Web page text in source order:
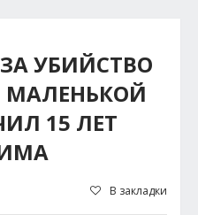
УБИЙСТВО
МАЛЕНЬКОЙ
15 ЛЕТ
В закладки